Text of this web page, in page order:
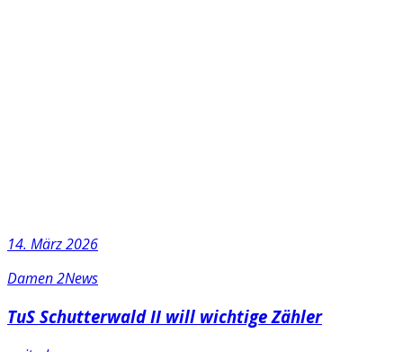
14. März 2026
Damen 2News
TuS Schutterwald II will wichtige Zähler